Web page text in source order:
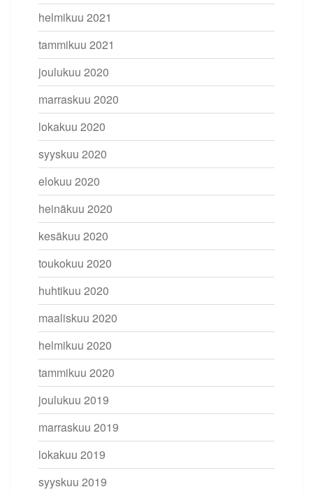
helmikuu 2021
tammikuu 2021
joulukuu 2020
marraskuu 2020
lokakuu 2020
syyskuu 2020
elokuu 2020
heinäkuu 2020
kesäkuu 2020
toukokuu 2020
huhtikuu 2020
maaliskuu 2020
helmikuu 2020
tammikuu 2020
joulukuu 2019
marraskuu 2019
lokakuu 2019
syyskuu 2019